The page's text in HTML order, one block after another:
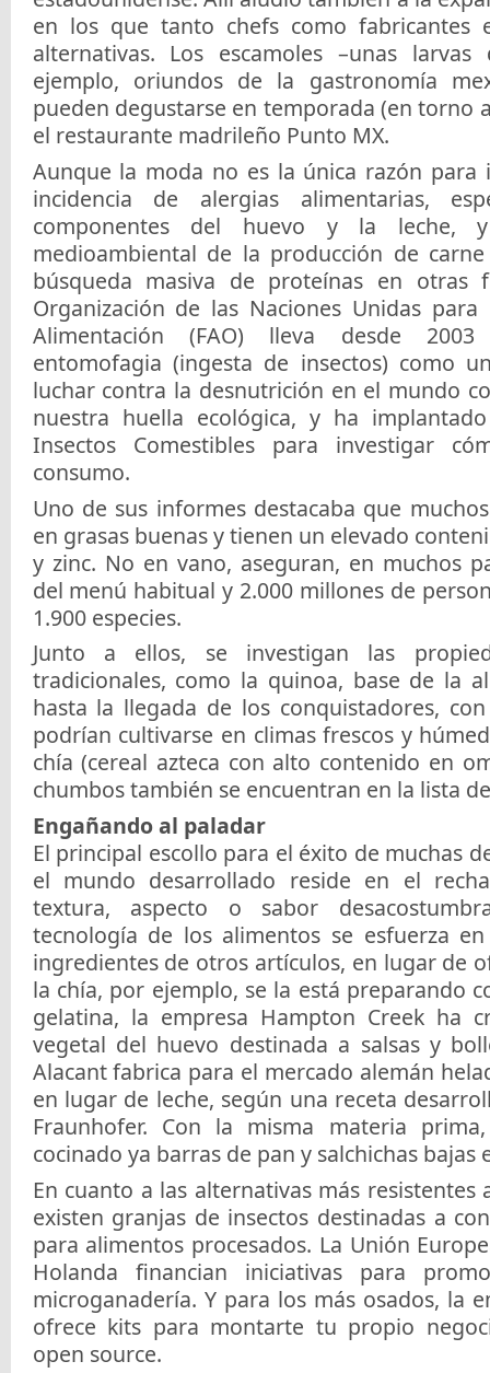
en los que tanto chefs como fabricantes
alternativas. Los escamoles –unas
ejemplo, oriundos de la gastronomía
pueden degustarse en temporada (en torno
el restaurante madrileño Punto MX.
Aunque la moda no es la única razón para
incidencia de alergias alimentarias,
componentes del huevo y la leche,
medioambiental de la producción de
búsqueda masiva de proteínas en otras
Organización de las Naciones Unidas
Alimentación (FAO) lleva desde
entomofagia (ingesta de insectos) como
luchar contra la desnutrición en el mundo
nuestra huella ecológica, y ha
Insectos Comestibles para investigar
consumo.
Uno de sus informes destacaba que
en grasas buenas y tienen un elevado
y zinc. No en vano, aseguran, en muchos
del menú habitual y 2.000 millones de
1.900 especies.
Junto a ellos, se investigan las
tradicionales, como la quinoa, base de la
hasta la llegada de los conquistadores,
podrían cultivarse en climas frescos y
chía (cereal azteca con alto contenido en
chumbos también se encuentran en la lista
Engañando al paladar
El principal escollo para el éxito de muchas
el mundo desarrollado reside en el
textura, aspecto o sabor
tecnología de los alimentos se esfuerza
ingredientes de otros artículos, en lugar de
la chía, por ejemplo, se la está preparando
gelatina, la empresa Hampton Creek ha
vegetal del huevo destinada a salsas y
Alacant fabrica para el mercado alemán
en lugar de leche, según una receta
Fraunhofer. Con la misma materia
cocinado ya barras de pan y salchichas bajas
En cuanto a las alternativas más resistentes
existen granjas de insectos destinadas a
para alimentos procesados. La Unión
Holanda financian iniciativas para
microganadería. Y para los más osados, la
ofrece kits para montarte tu propio
open source.